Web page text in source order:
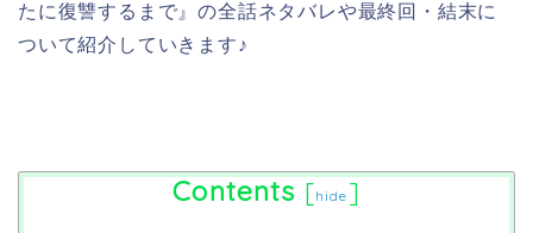
たに復讐するまで』の全話ネタバレや最終回・結末に
ついて紹介していきます♪
Contents [hide ]